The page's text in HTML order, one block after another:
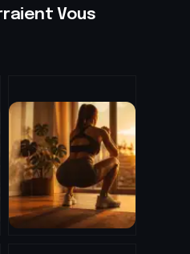
Vous